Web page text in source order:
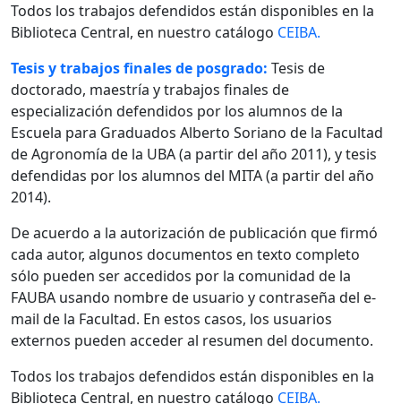
Todos los trabajos defendidos están disponibles en la
Biblioteca Central, en nuestro catálogo CEIBA.
Tesis y trabajos finales de posgrado: Tesis de
doctorado, maestría y trabajos finales de
especialización defendidos por los alumnos de la
Escuela para Graduados Alberto Soriano de la Facultad
de Agronomía de la UBA (a partir del año 2011), y tesis
defendidas por los alumnos del MITA (a partir del año
2014).
De acuerdo a la autorización de publicación que firmó
cada autor, algunos documentos en texto completo
sólo pueden ser accedidos por la comunidad de la
FAUBA usando nombre de usuario y contraseña del e-
mail de la Facultad. En estos casos, los usuarios
externos pueden acceder al resumen del documento.
Todos los trabajos defendidos están disponibles en la
Biblioteca Central, en nuestro catálogo CEIBA.